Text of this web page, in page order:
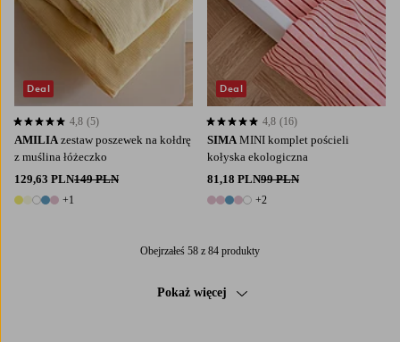
AMILIA zestaw poszewek na kołdrę
z muślina łóżeczko
129,63 PLN149 PLN
6 kolory
+1
4,8 opierając się na 5 ocenach
4,8 (5)
Deal
SIMA MINI komplet pościeli
kołyska ekologiczna
81,18 PLN99 PLN
7 kolory
+2
4,8 opierając się na 16 ocenach
4,8 (16)
Deal
Obejrzałeś 58 z 84 produkty
Pokaż więcej